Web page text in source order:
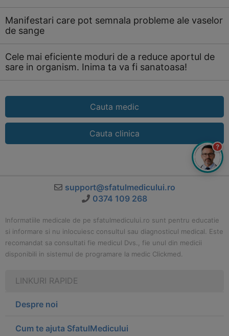
Manifestari care pot semnala probleme ale vaselor
de sange
Cele mai eficiente moduri de a reduce aportul de
sare in organism. Inima ta va fi sanatoasa!
Cauta medic
Cauta clinica
support@sfatulmedicului.ro
0374 109 268
Informatiile medicale de pe sfatulmedicului.ro sunt pentru educatie
si informare si nu inlocuiesc consultul sau diagnosticul medical. Este
recomandat sa consultati fie medicul Dvs., fie unul din medicii
disponibili in sistemul de programare la medic Clickmed.
LINKURI RAPIDE
Despre noi
Cum te ajuta SfatulMedicului
?